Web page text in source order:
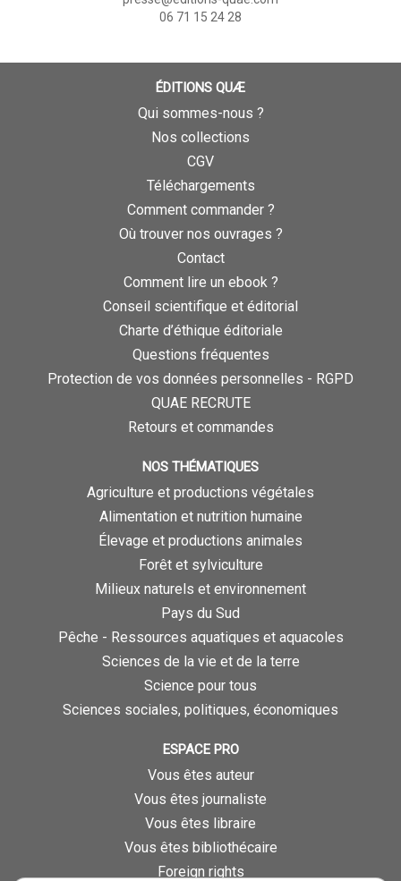
06 71 15 24 28
ÉDITIONS QUÆ
Qui sommes-nous ?
Nos collections
CGV
Téléchargements
Comment commander ?
Où trouver nos ouvrages ?
Contact
Comment lire un ebook ?
Conseil scientifique et éditorial
Charte d’éthique éditoriale
Questions fréquentes
Protection de vos données personnelles - RGPD
QUAE RECRUTE
Retours et commandes
NOS THÉMATIQUES
Agriculture et productions végétales
Alimentation et nutrition humaine
Élevage et productions animales
Forêt et sylviculture
Milieux naturels et environnement
Pays du Sud
Pêche - Ressources aquatiques et aquacoles
Sciences de la vie et de la terre
Science pour tous
Sciences sociales, politiques, économiques
ESPACE PRO
Vous êtes auteur
Vous êtes journaliste
Vous êtes libraire
Vous êtes bibliothécaire
Foreign rights